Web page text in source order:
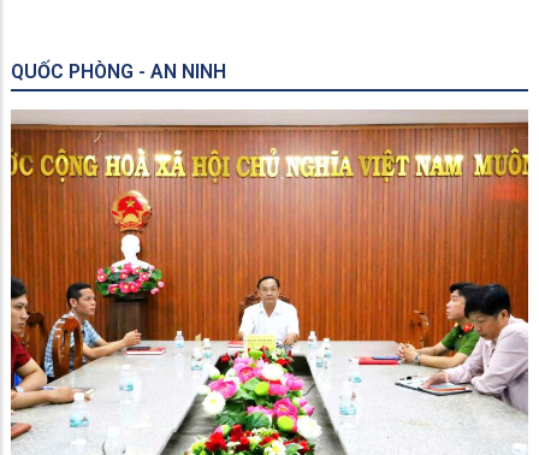
QUỐC PHÒNG - AN NINH